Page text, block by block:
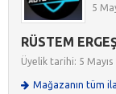
5
RÜSTEM
Üyelik tarihi: 5 Mayıs
Mağazanın tüm